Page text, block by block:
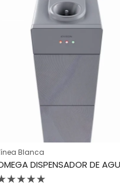
Blanca